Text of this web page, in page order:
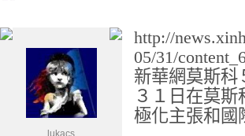
lukacs
http://
05/31/c
新華網莫斯科
３１日在莫
極化主張和國